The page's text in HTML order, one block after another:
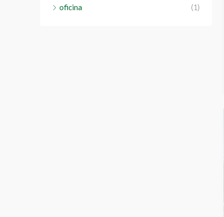
oficina
(1)